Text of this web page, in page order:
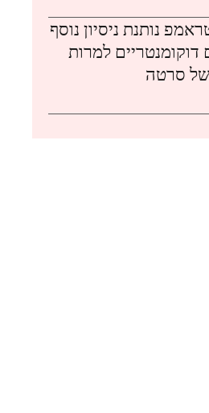
נותנת ניסיון נוסף
למרות
סרטה